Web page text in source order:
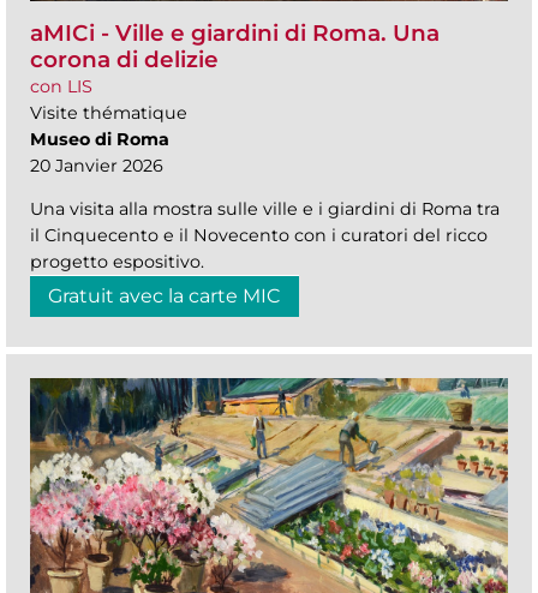
aMICi - Ville e giardini di Roma. Una
corona di delizie
con LIS
Visite thématique
Museo di Roma
20 Janvier 2026
Una visita alla mostra sulle ville e i giardini di Roma tra
il Cinquecento e il Novecento con i curatori del ricco
progetto espositivo.
Gratuit avec la carte MIC